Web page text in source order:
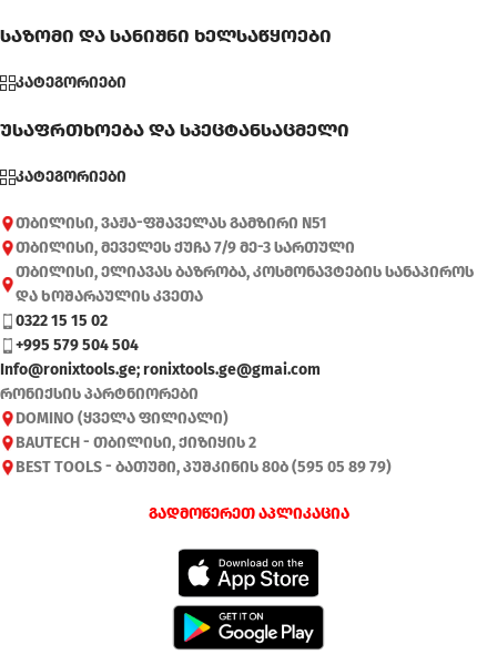
საზომი და სანიშნი ხელსაწყოები
კატეგორიები
უსაფრთხოება და სპეცტანსაცმელი
კატეგორიები
თბილისი, ვაჟა-ფშაველას გამზირი N51
თბილისი, მეველეს ქუჩა 7/9 მე-3 სართული
თბილისი, ელიავას ბაზრობა, კოსმონავტების სანაპიროს
და ხოშარაულის კვეთა
0322 15 15 02
+995 579 504 504
Info@ronixtools.ge; ronixtools.ge@gmai.com
რონიქსის პარტნიორები
DOMINO (ყველა ფილიალი)
BAUTECH - თბილისი, ქიზიყის 2
BEST TOOLS - ბათუმი, პუშკინის 80ბ (595 05 89 79)
გადმოწერეთ აპლიკაცია